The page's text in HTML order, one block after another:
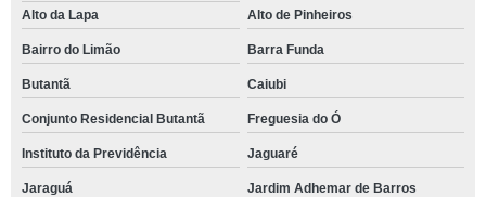
Alto da Lapa
Alto de Pinheiros
Bairro do Limão Barra Funda
Butantã Caiubi
Conjunto Residencial Butantã Freguesia do Ó
Instituto da Previdência Jaguaré
Jaraguá Jardim Adhemar de Barros